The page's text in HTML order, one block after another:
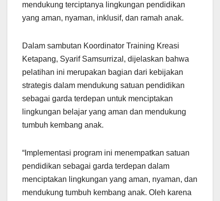
mendukung terciptanya lingkungan pendidikan
yang aman, nyaman, inklusif, dan ramah anak.
Dalam sambutan Koordinator Training Kreasi
Ketapang, Syarif Samsurrizal, dijelaskan bahwa
pelatihan ini merupakan bagian dari kebijakan
strategis dalam mendukung satuan pendidikan
sebagai garda terdepan untuk menciptakan
lingkungan belajar yang aman dan mendukung
tumbuh kembang anak.
“Implementasi program ini menempatkan satuan
pendidikan sebagai garda terdepan dalam
menciptakan lingkungan yang aman, nyaman, dan
mendukung tumbuh kembang anak. Oleh karena